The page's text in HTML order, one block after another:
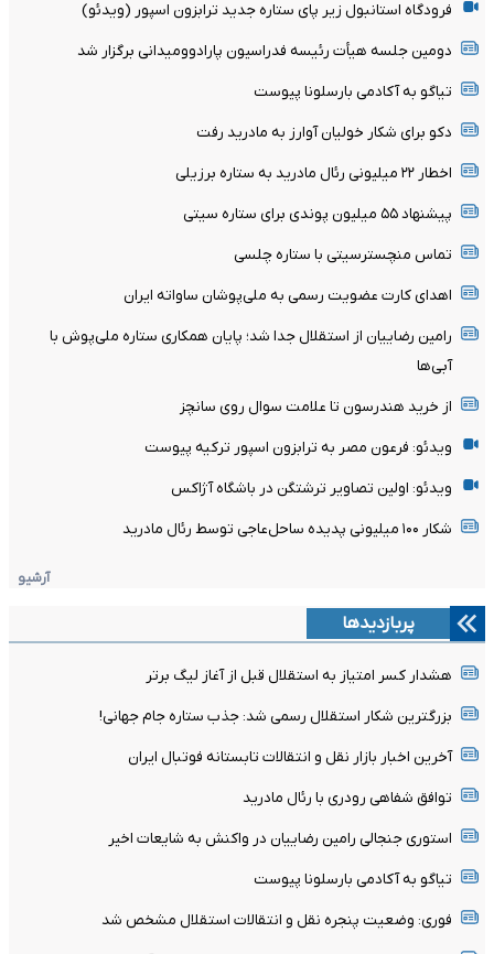
فرودگاه استانبول زیر پای ستاره جدید ترابزون اسپور (ویدئو)
دومین جلسه هیأت رئیسه فدراسیون پارادوومیدانی برگزار شد
تیاگو به آکادمی بارسلونا پیوست
دکو برای شکار خولیان آوارز به مادرید رفت
اخطار ۲۲ میلیونی رئال مادرید به ستاره برزیلی
پیشنهاد ۵۵ میلیون پوندی برای ستاره سیتی
تماس منچسترسیتی با ستاره چلسی
اهدای کارت عضویت رسمی به ملی‌پوشان ساواته ایران
رامین رضاییان از استقلال جدا شد؛ پایان همکاری ستاره ملی‌پوش با
آبی‌ها
از خرید هندرسون تا علامت سوال روی سانچز
ویدئو: فرعون مصر به ترابزون اسپور ترکیه پیوست
ویدئو: اولین تصاویر ترشتگن در باشگاه آژاکس
شکار ۱۰۰ میلیونی پدیده ساحل‌عاجی توسط رئال مادرید
آرشیو
پربازدیدها
هشدار کسر امتیاز به استقلال قبل از آغاز لیگ برتر
بزرگترین شکار استقلال رسمی شد: جذب ستاره جام جهانی!
آخرین اخبار بازار نقل و انتقالات تابستانه فوتبال ایران
توافق شفاهی رودری با رئال مادرید
استوری جنجالی رامین رضاییان در واکنش به شایعات اخیر
تیاگو به آکادمی بارسلونا پیوست
فوری: وضعیت پنجره نقل و انتقالات استقلال مشخص شد